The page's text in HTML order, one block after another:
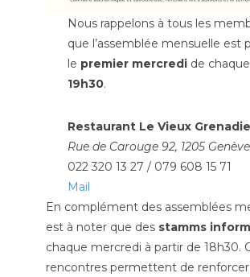
Nous rappelons à tous les
que l’assemblée mensuelle est
le premier mercredide
19h30.
Restaurant Le Vieux
Rue de Carouge 92, 1205 Genève
022 320 13 27 / 079 608 15 71
Mail
En complément des assemblées
est à noter que des stamms
chaque mercredi à partir de 18h30.
rencontres permettent de renforcer